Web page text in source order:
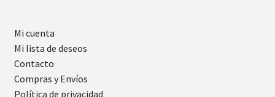
Mi cuenta
Mi lista de deseos
Contacto
Compras y Envíos
Política de privacidad